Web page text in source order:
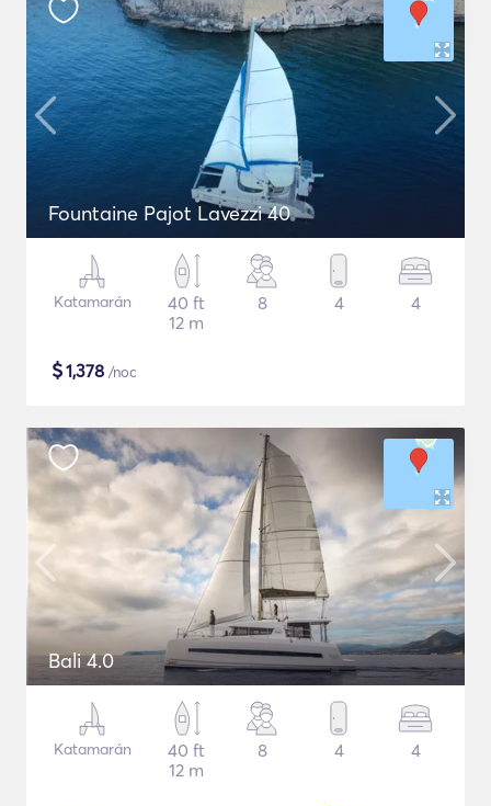
Fountaine Pajot Lavezzi 40
Katamarán
40 ft
12 m
8 4 4
$1,378 /noc
Bali 4.0
Katamarán
40 ft
12 m
8 4 4